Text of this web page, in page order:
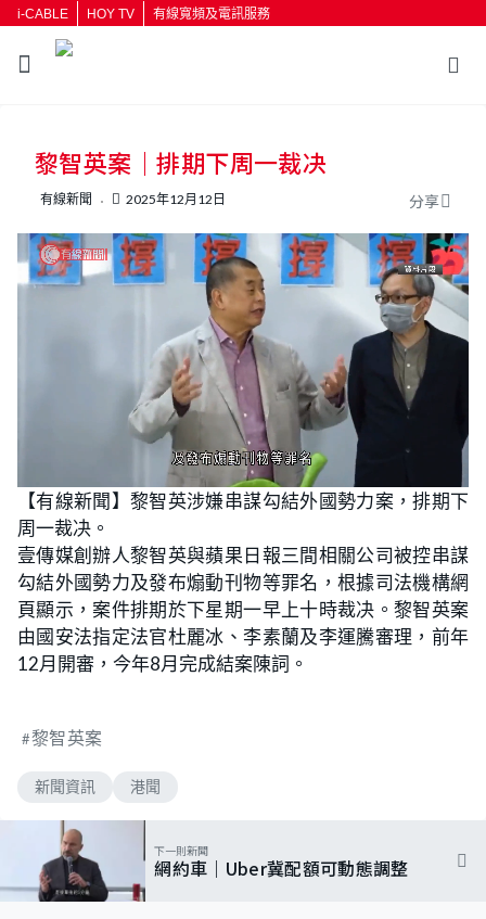
i-CABLE HOY TV 有線寬頻及電訊服務
按輸入鍵開始搜尋
黎智英案｜排期下周一裁决
有線新聞 2025年12月12日 分享
n
m
t
o
a
d
:
8
3
.
3
3
%
【有線新聞】黎智英涉嫌串謀勾結外國勢力案，排期下
周一裁决。
壹傳媒創辦人黎智英與蘋果日報三間相關公司被控串謀
勾結外國勢力及發布煽動刊物等罪名，根據司法機構網
頁顯示，案件排期於下星期一早上十時裁决。黎智英案
由國安法指定法官杜麗冰、李素蘭及李運騰審理，前年
12月開審，今年8月完成結案陳詞。
黎智英案
新聞資訊 港聞
下一則新聞
網約車｜Uber冀配額可動態調整